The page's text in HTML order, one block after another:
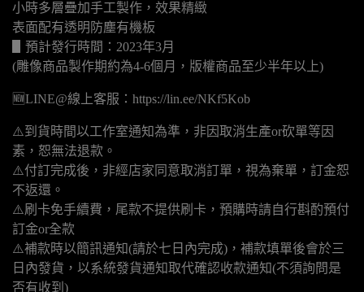
小時多層疊加手工製作，效果精緻
表面配有透明防塵有機板
▋預計發行時間：2023年3月
(雕像商品製作期約為4-6個月，版權商品至少半年以上)
🆕LINE@線上客服：https://lin.ee/NKf5Kob
⚠️到貨時間以工作室通知為準，非因取消生產or砍單等因
素，恕無法退款。
⚠️付訂完成後，非經店家同意取消訂單，視為棄單，訂金恕
不返還。
⚠️刷卡免手續費，尾款不提供刷卡，預購時請自行斟酌預付
訂金or全款
⚠️補款時以簡訊通知(請於七日內完成)，補款填單後會於三
日內發貨，以系統發貨通知取代確認收款通知(不須詢問是
否有收到)